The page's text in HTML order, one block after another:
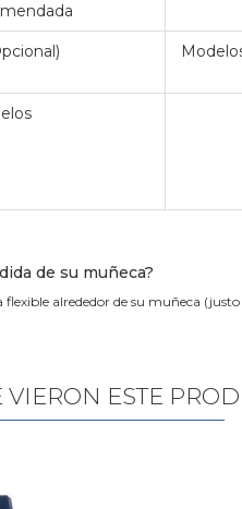
de su muñeca?
alrededor de su muñeca
VIERON ESTE